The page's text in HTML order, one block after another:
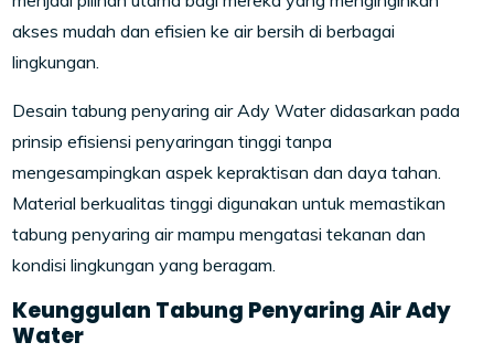
akses mudah dan efisien ke air bersih di berbagai
lingkungan.
Desain tabung penyaring air Ady Water didasarkan pada
prinsip efisiensi penyaringan tinggi tanpa
mengesampingkan aspek kepraktisan dan daya tahan.
Material berkualitas tinggi digunakan untuk memastikan
tabung penyaring air mampu mengatasi tekanan dan
kondisi lingkungan yang beragam.
Keunggulan Tabung Penyaring Air Ady
Water